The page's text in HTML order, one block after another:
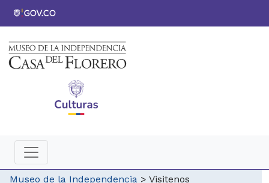
Museo de la Independencia > Visitenos